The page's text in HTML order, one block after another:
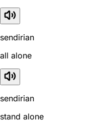
sendirian
all alone
sendirian
stand alone